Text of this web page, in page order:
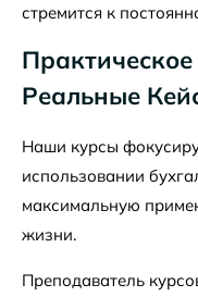
стремится к
Реальные
Наши курсы
использовании
максимальную
жизни.
Преподаватель